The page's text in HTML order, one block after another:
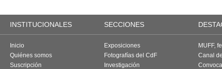
INSTITUCIONALES SECCIONES
Inicio
Quiénes somos
Suscripción
Exposiciones
Fotografías del CdF
Investigación
MUFF,
Canal